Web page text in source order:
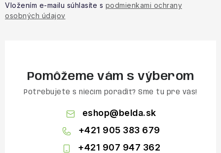
Vložením e-mailu súhlasíte s podmienkami ochrany
osobných údajov
Pomôžeme vám s výberom
Potrebujete s niečím poradiť? Sme tu pre vás!
eshop@belda.sk
+421 905 383 679
+421 907 947 362